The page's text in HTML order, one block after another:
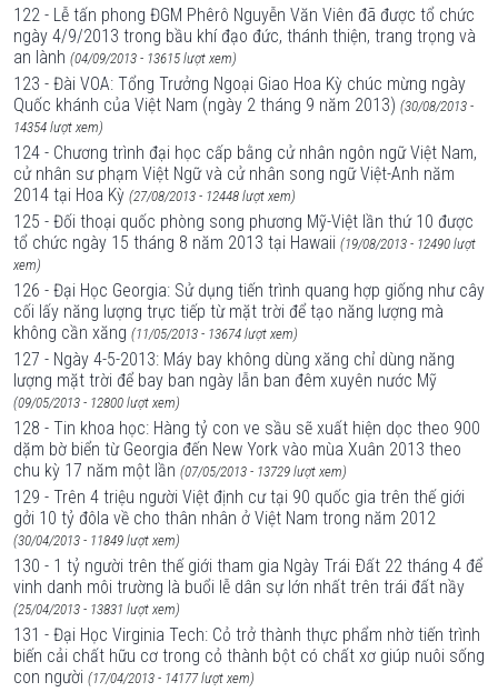
122 - Lễ tấn phong ĐGM Phêrô Nguyễn Văn Viên đã được tổ chức
ngày 4/9/2013 trong bầu khí đạo đức, thánh thiện, trang trọng và
an lành (04/09/2013 - 13615 lượt xem)
123 - Đài VOA: Tổng Trưởng Ngoại Giao Hoa Kỳ chúc mừng ngày
Quốc khánh của Việt Nam (ngày 2 tháng 9 năm 2013) (30/08/2013 -
14354 lượt xem)
124 - Chương trình đại học cấp bằng cử nhân ngôn ngữ Việt Nam,
cử nhân sư phạm Việt Ngữ và cử nhân song ngữ Việt-Anh năm
2014 tại Hoa Kỳ (27/08/2013 - 12448 lượt xem)
125 - Đối thoại quốc phòng song phương Mỹ-Việt lần thứ 10 được
tổ chức ngày 15 tháng 8 năm 2013 tại Hawaii (19/08/2013 - 12490 lượt
xem)
126 - Đại Học Georgia: Sử dụng tiến trình quang hợp giống như cây
cối lấy năng lượng trực tiếp từ mặt trời để tạo năng lượng mà
không cần xăng (11/05/2013 - 13674 lượt xem)
127 - Ngày 4-5-2013: Máy bay không dùng xăng chỉ dùng năng
lượng mặt trời để bay ban ngày lẫn ban đêm xuyên nước Mỹ
(09/05/2013 - 12800 lượt xem)
128 - Tin khoa học: Hàng tỷ con ve sầu sẽ xuất hiện dọc theo 900
dặm bờ biển từ Georgia đến New York vào mùa Xuân 2013 theo
chu kỳ 17 năm một lần (07/05/2013 - 13729 lượt xem)
129 - Trên 4 triệu người Việt định cư tại 90 quốc gia trên thế giới
gởi 10 tỷ đôla về cho thân nhân ở Việt Nam trong năm 2012
(30/04/2013 - 11849 lượt xem)
130 - 1 tỷ người trên thế giới tham gia Ngày Trái Ðất 22 tháng 4 để
vinh danh môi trường là buổi lễ dân sự lớn nhất trên trái đất nầy
(25/04/2013 - 13831 lượt xem)
131 - Đại Học Virginia Tech: Cỏ trở thành thực phẩm nhờ tiến trình
biến cải chất hữu cơ trong cỏ thành bột có chất xơ giúp nuôi sống
con người (17/04/2013 - 14177 lượt xem)